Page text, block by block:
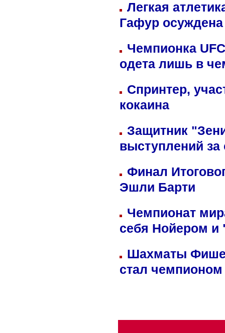
Легкая
Гафур осуждена
Чемпионка
одета лишь в
Спринтер,
кокаина
Защитник
выступлений
Финал
Эшли Барти
Чемпионат
себя Нойером и
Шахматы
стал